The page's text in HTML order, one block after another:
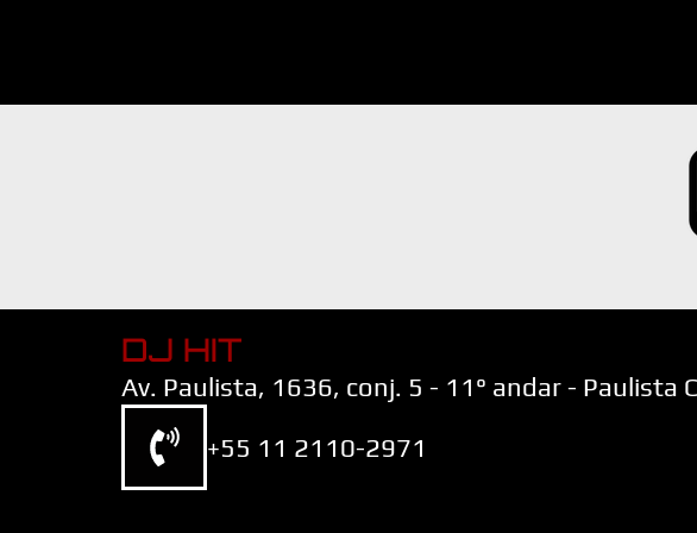
DJ HIT
Av. Paulista, 1636, conj. 5 - 11° andar - Paulista
+55 11 2110-2971